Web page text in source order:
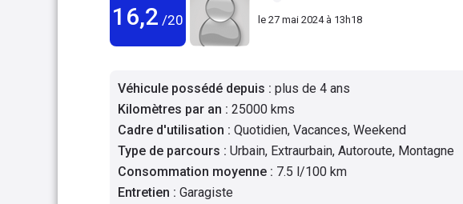
16,2 /20 le 27 mai 2024 à 13h18
Véhicule possédé depuis : plus de 4 ans
Kilomètres par an : 25000 kms
Cadre d'utilisation : Quotidien, Vacances, Weekend
Type de parcours : Urbain, Extraurbain, Autoroute, Montagne
Consommation moyenne : 7.5 l/100 km
Entretien : Garagiste